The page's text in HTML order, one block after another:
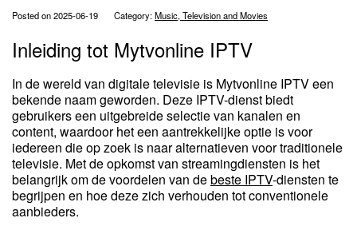
Posted on 2025-06-19 Category:Music, Television and Movies
Inleiding tot Mytvonline IPTV
In de wereld van digitale televisie is Mytvonline IPTV een
bekende naam geworden. Deze IPTV-dienst biedt
gebruikers een uitgebreide selectie van kanalen en
content, waardoor het een aantrekkelijke optie is voor
iedereen die op zoek is naar alternatieven voor traditionele
televisie. Met de opkomst van streamingdiensten is het
belangrijk om de voordelen van debeste IPTV-diensten te
begrijpen en hoe deze zich verhouden tot conventionele
aanbieders.